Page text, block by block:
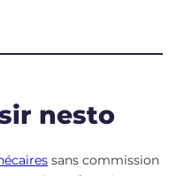
nesto
sans commission